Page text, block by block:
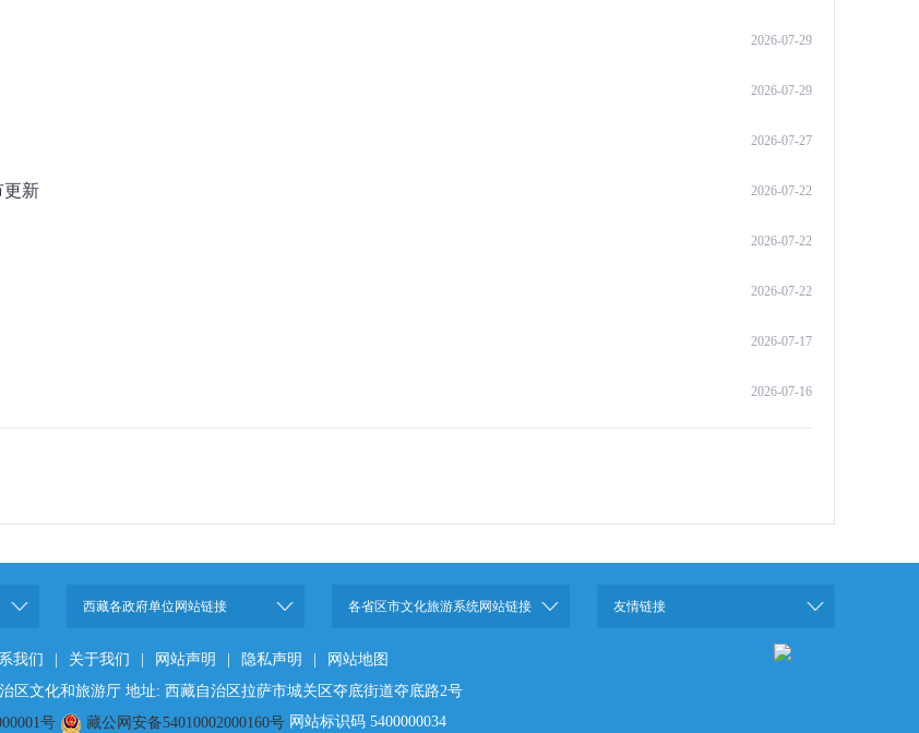
2026-07-29
2026-07-29
2026-07-27
更新 2026-07-22
2026-07-22
2026-07-22
2026-07-17
2026-07-16
西藏各政府单位网站链接 各省区市文化旅游系统网站链接 友情链接
我们 关于我们 网站声明 隐私声明
网站地图
区文化和旅游厅 地址: 西藏自治区拉萨市城关区夺底街道夺底路2号
号
藏公网安备54010002000160号 网站标识码 5400000034